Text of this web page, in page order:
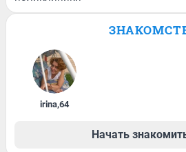
irina,64
Начать